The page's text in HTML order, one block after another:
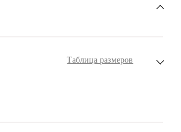
Таблица размеров